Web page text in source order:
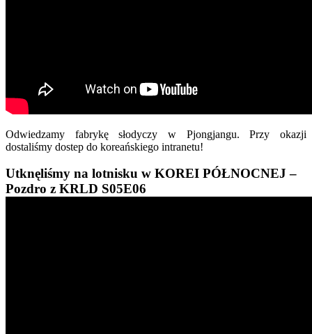
Odwiedzamy fabrykę słodyczy w Pjongjangu. Przy okazji
dostaliśmy dostep do koreańskiego intranetu!
Utknęliśmy na lotnisku w KOREI PÓŁNOCNEJ –
Pozdro z KRLD S05E06